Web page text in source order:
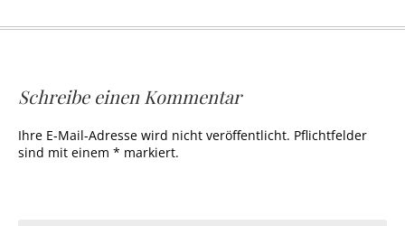
Schreibe einen Kommentar
Ihre E-Mail-Adresse wird nicht veröffentlicht. Pflichtfelder
sind mit einem * markiert.